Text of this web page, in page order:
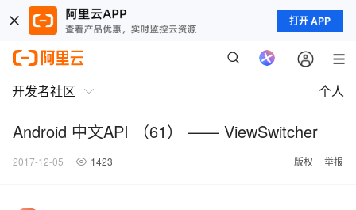
打开 APP
开发者社区 个人
Android 中文API （61） —— ViewSwitcher
2017-12-05 1423 版权 举报